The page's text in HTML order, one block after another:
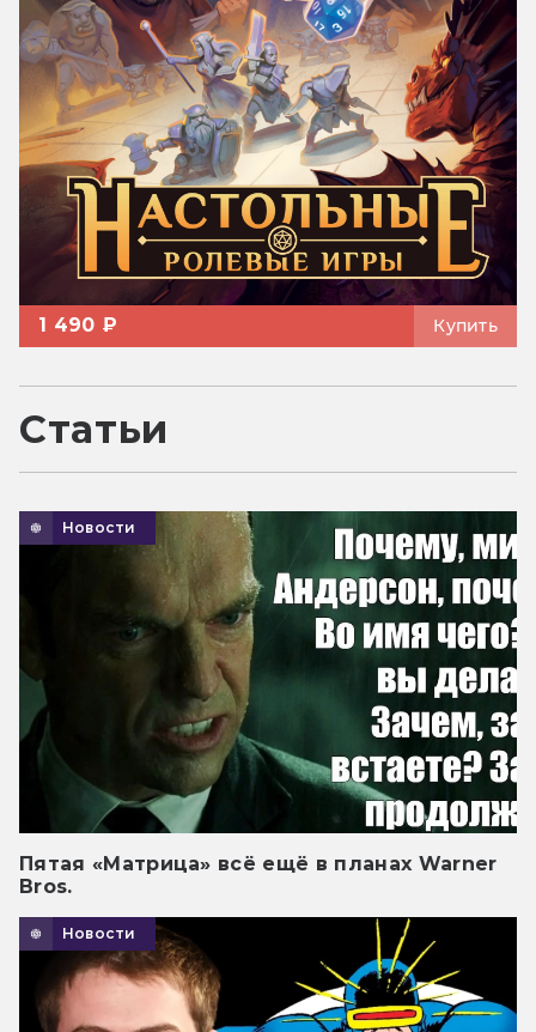
1 490 ₽ Купить
Статьи
Новости
Пятая «Матрица» всё ещё в планах Warner
Bros.
Новости